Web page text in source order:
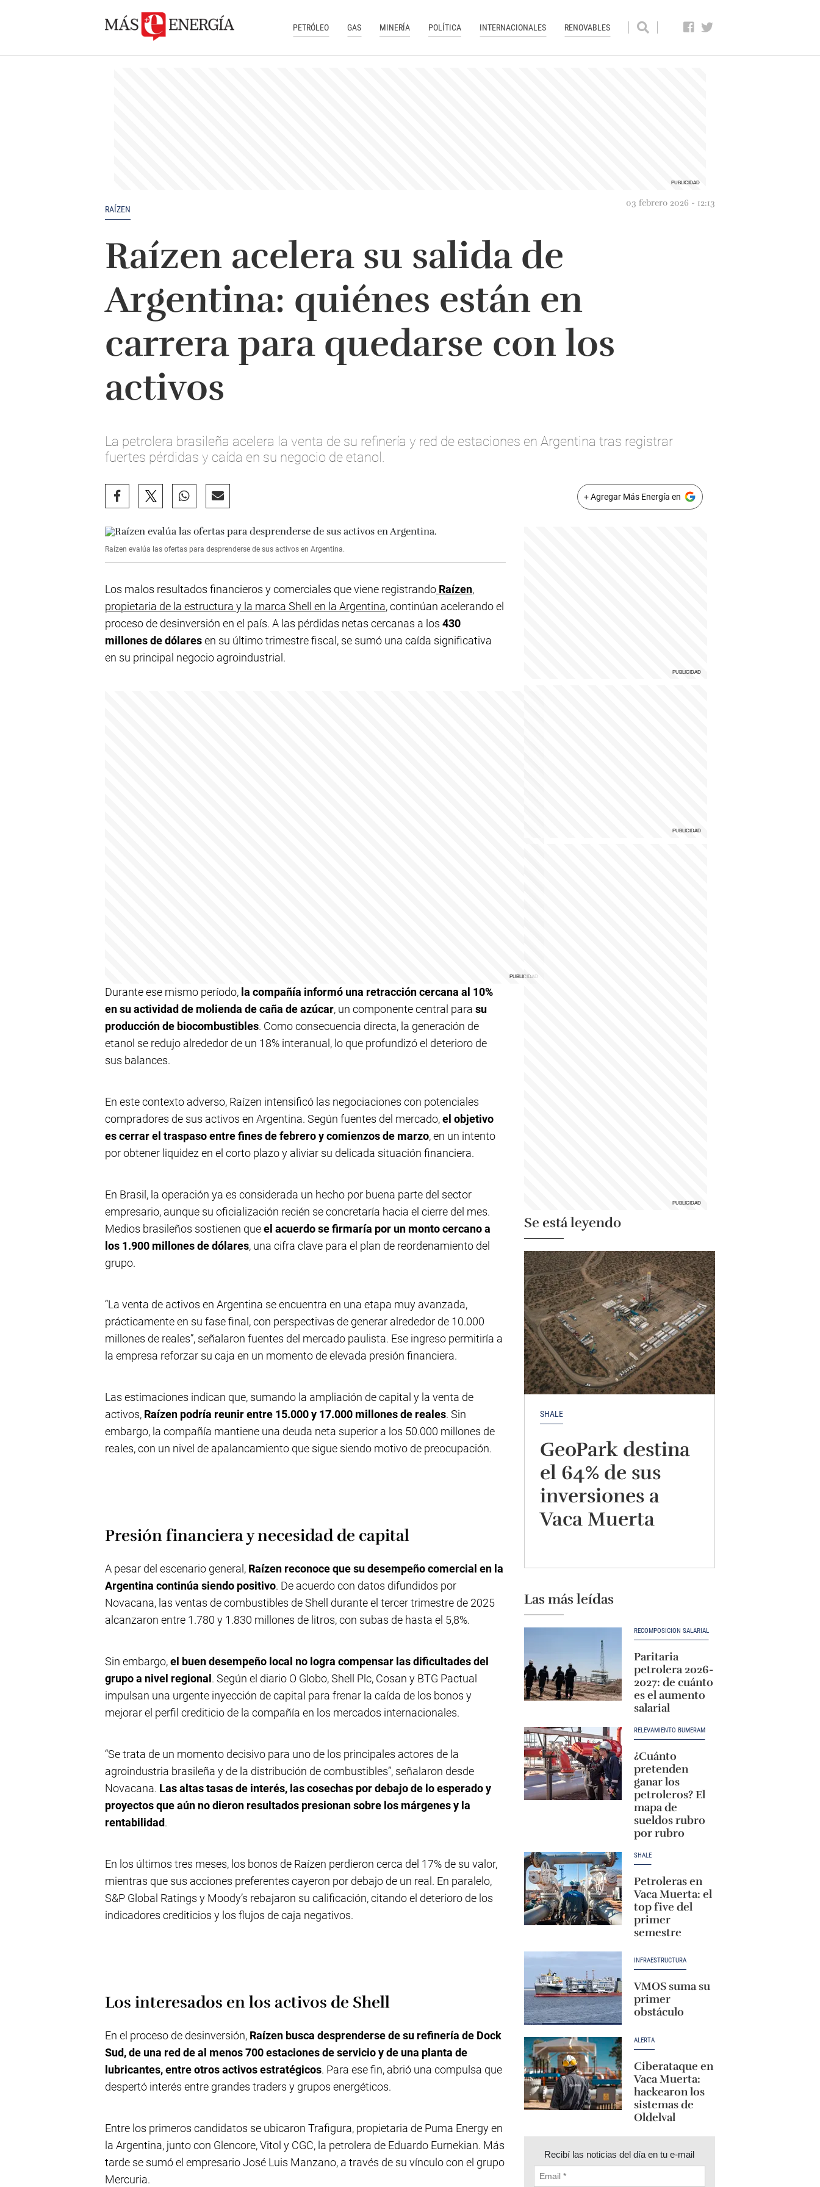
PETRÓLEO GAS MINERÍA POLÍTICA INTERNACIONALES RENOVABLES
RAÍZEN
03 febrero 2026 - 12:13
Raízen acelera su salida de
Argentina: quiénes están en
carrera para quedarse con los
activos
La petrolera brasileña acelera la venta de su refinería y red de estaciones en Argentina tras registrar
fuertes pérdidas y caída en su negocio de etanol.
+ Agregar Más Energía en
Raízen evalúa las ofertas para desprenderse de sus activos en Argentina.
Los malos resultados financieros y comerciales que viene registrando Raízen,
propietaria de la estructura y la marca Shell en la Argentina, continúan acelerando el
proceso de desinversión en el país. A las pérdidas netas cercanas a los 430
millones de dólaresen su último trimestre fiscal, se sumó una caída significativa
en su principal negocio agroindustrial.
Durante ese mismo período, la compañía informó una retracción cercana al 10%
en su actividad de molienda de caña de azúcar, un componente central para su
producción de biocombustibles. Como consecuencia directa, la generación de
etanol se redujo alrededor de un 18% interanual, lo que profundizó el deterioro de
sus balances.
En este contexto adverso, Raízen intensificó las negociaciones con potenciales
compradores de sus activos en Argentina. Según fuentes del mercado,el objetivo
es cerrar el traspaso entre fines de febrero y comienzos de marzo, en un intento
por obtener liquidez en el corto plazo y aliviar su delicada situación financiera.
En Brasil, la operación ya es considerada un hecho por buena parte del sector
empresario, aunque su oficialización recién se concretaría hacia el cierre del mes.
Medios brasileños sostienen queel acuerdo se firmaría por un monto cercano a
los 1.900 millones de dólares, una cifra clave para el plan de reordenamiento del
grupo.
“La venta de activos en Argentina se encuentra en una etapa muy avanzada,
prácticamente en su fase final, con perspectivas de generar alrededor de 10.000
millones de reales”, señalaron fuentes del mercado paulista. Ese ingreso permitiría a
la empresa reforzar su caja en un momento de elevada presión financiera.
Las estimaciones indican que, sumando la ampliación de capital y la venta de
activos, Raízen podría reunir entre 15.000 y 17.000 millones de reales. Sin
embargo, la compañía mantiene una deuda neta superior a los 50.000 millones de
reales, con un nivel de apalancamiento que sigue siendo motivo de preocupación.
Presión financiera y necesidad de capital
A pesar del escenario general, Raízen reconoce que su desempeño comercial en la
Argentina continúa siendo positivo. De acuerdo con datos difundidos por
Novacana, las ventas de combustibles de Shell durante el tercer trimestre de 2025
alcanzaron entre 1.780 y 1.830 millones de litros, con subas de hasta el 5,8%.
Sin embargo,el buen desempeño local no logra compensar las dificultades del
grupo a nivel regional . Según el diario O Globo, Shell Plc, Cosan y BTG Pactual
impulsan una urgente inyección de capital para frenar la caída de los bonos y
mejorar el perfil crediticio de la compañía en los mercados internacionales.
“Se trata de un momento decisivo para uno de los principales actores de la
agroindustria brasileña y de la distribución de combustibles”, señalaron desde
Novacana. Las altas tasas de interés, las cosechas por debajo de lo esperado y
proyectos que aún no dieron resultados presionan sobre los márgenes y la
rentabilidad.
En los últimos tres meses, los bonos de Raízen perdieron cerca del 17% de su valor,
mientras que sus acciones preferentes cayeron por debajo de un real. En paralelo,
S&P Global Ratings y Moody’s rebajaron su calificación, citando el deterioro de los
indicadores crediticios y los flujos de caja negativos.
Los interesados en los activos de Shell
En el proceso de desinversión, Raízen busca desprenderse de su refinería de Dock
Sud, de una red de al menos 700 estaciones de servicio y de una planta de
lubricantes, entre otros activos estratégicos. Para ese fin, abrió una compulsa que
despertó interés entre grandes traders y grupos energéticos.
Entre los primeros candidatos se ubicaron Trafigura, propietaria de Puma Energy en
la Argentina, junto con Glencore, Vitol y CGC, la petrolera de Eduardo Eurnekian. Más
tarde se sumó el empresario José Luis Manzano, a través de su vínculo con el grupo
Mercuria.
Se está leyendo
SHALE
GeoPark destina
el 64% de sus
inversiones a
Vaca Muerta
Las más leídas
RECOMPOSICIÓN SALARIAL
Paritaria
petrolera 2026-
2027: de cuánto
es el aumento
salarial
RELEVAMIENTO BUMERAM
¿Cuánto
pretenden
ganar los
petroleros? El
mapa de
sueldos rubro
por rubro
SHALE
Petroleras en
Vaca Muerta: el
top five del
primer
semestre
INFRAESTRUCTURA
VMOS suma su
primer
obstáculo
ALERTA
Ciberataque en
Vaca Muerta:
hackearon los
sistemas de
Oldelval
Recibí las noticias del día en tu e-mail